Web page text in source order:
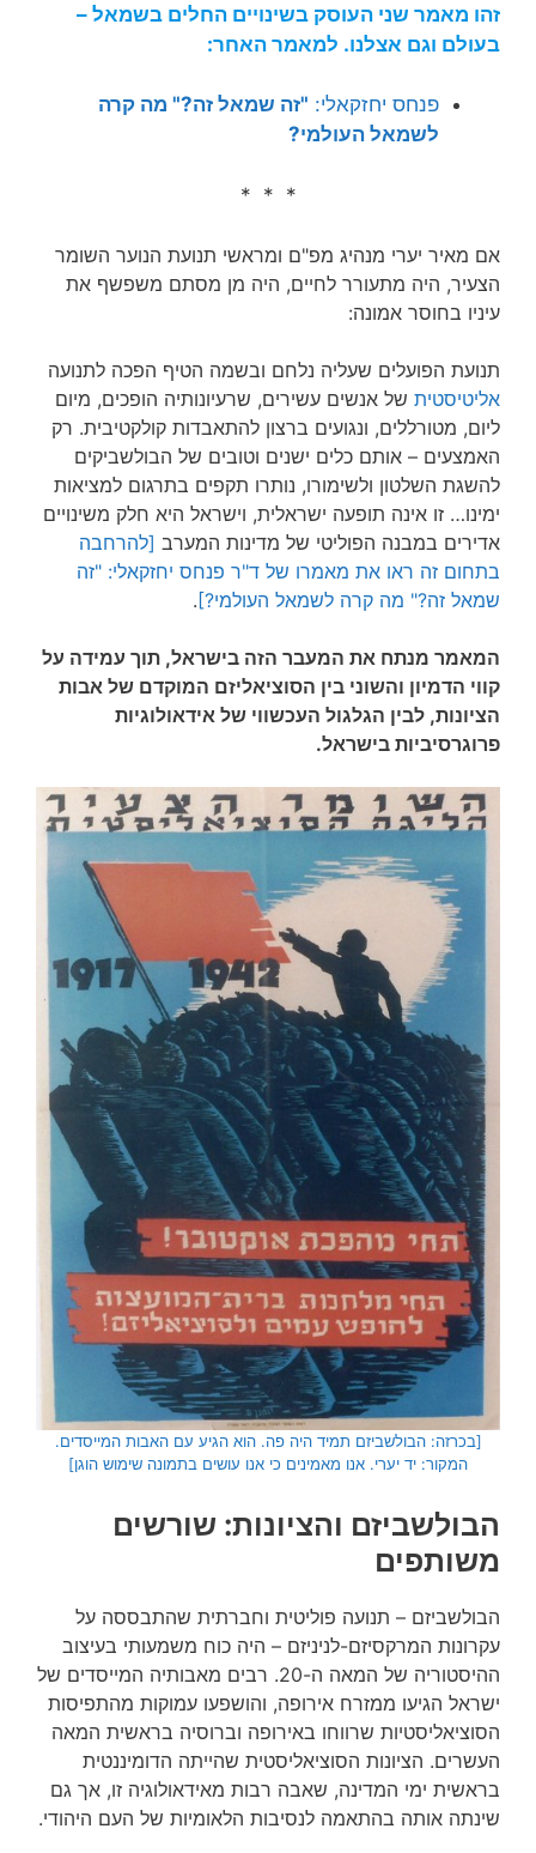
זהו מאמר שני העוסק בשינויים החלים בשמאל –
בעולם וגם אצלנו. למאמר האחר:
פנחס יחזקאלי: "זה שמאל זה?" מה קרה
לשמאל העולמי?
* * *
אם מאיר יערי מנהיג מפ"ם ומראשי תנועת הנוער השומר
הצעיר, היה מתעורר לחיים, היה מן מסתם משפשף את
עיניו בחוסר אמונה:
תנועת הפועלים שעליה נלחם ובשמה הטיף הפכה לתנועה
אליטיסטית של אנשים עשירים, שרעיונותיה הופכים, מיום
ליום, מטורללים, ונגועים ברצון להתאבדות קולקטיבית. רק
האמצעים – אותם כלים ישנים וטובים של הבולשביקים
להשגת השלטון ולשימורו, נותרו תקפים בתרגום למציאות
ימינו… זו אינה תופעה ישראלית, וישראל היא חלק משינויים
אדירים במבנה הפוליטי של מדינות המערב [להרחבה
בתחום זה ראו את מאמרו של ד"ר פנחס יחזקאלי: "זה
שמאל זה?" מה קרה לשמאל העולמי?] .
המאמר מנתח את המעבר הזה בישראל, תוך עמידה על
קווי הדמיון והשוני בין הסוציאליזם המוקדם של אבות
הציונות, לבין הגלגול העכשווי של אידאולוגיות
פרוגרסיביות בישראל.
[בכרזה: הבולשביזם תמיד היה פה. הוא הגיע עם האבות המייסדים.
המקור: יד יערי. אנו מאמינים כי אנו עושים בתמונה שימוש הוגן]
הבולשביזם והציונות: שורשים
משותפים
הבולשביזם – תנועה פוליטית וחברתית שהתבססה על
עקרונות המרקסיזם-לניניזם – היה כוח משמעותי בעיצוב
ההיסטוריה של המאה ה-20. רבים מאבותיה המייסדים של
ישראל הגיעו ממזרח אירופה, והושפעו עמוקות מהתפיסות
הסוציאליסטיות שרווחו באירופה וברוסיה בראשית המאה
העשרים. הציונות הסוציאליסטית שהייתה הדומיננטית
בראשית ימי המדינה, שאבה רבות מאידאולוגיה זו, אך גם
שינתה אותה בהתאמה לנסיבות הלאומיות של העם היהודי.